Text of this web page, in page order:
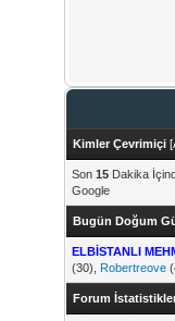
Kimler Çevrimiçi [
Son 15 Dakika
Google
Bugün Doğum
ELBİSTANLI
(30), Robertreove
Forum